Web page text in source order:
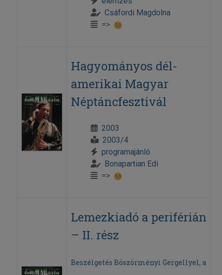
Csáfordi Magdolna
=>
Hagyományos dél-
amerikai Magyar
Néptáncfesztivál
2003
2003/4
programajánló
Bonapartian Edi
=>
Lemezkiadó a periférián
– II. rész
Beszélgetés Böszörményi Gergellyel, a